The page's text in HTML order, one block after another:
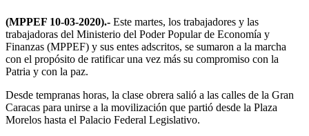
(MPPEF 10-03-2020).- Este martes, los trabajadores y las
trabajadoras del Ministerio del Poder Popular de Economía y
Finanzas (MPPEF) y sus entes adscritos, se sumaron a la marcha
con el propósito de ratificar una vez más su compromiso con la
Patria y con la paz.
Desde tempranas horas, la clase obrera salió a las calles de la Gran
Caracas para unirse a la movilización que partió desde la Plaza
Morelos hasta el Palacio Federal Legislativo.